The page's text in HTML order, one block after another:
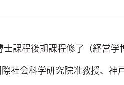
課程後期課程修了（経営
社会科学研究院准教授、神